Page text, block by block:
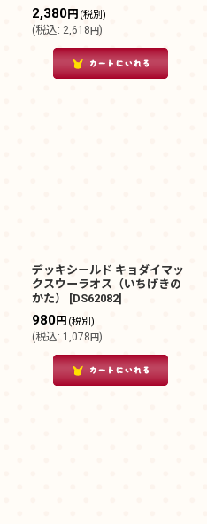
2,380円 (税別)
(税込: 2,618円)
デッキシールド キョダイマッ
クスウーラオス（いちげきの
かた）
[DS62082]
980円 (税別)
(税込: 1,078円)